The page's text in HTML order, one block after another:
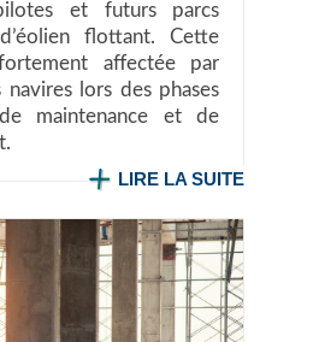
et futurs parcs
flottant. Cette
affectée par
navires lors des phases
de maintenance et de
LIRE LA SUITE